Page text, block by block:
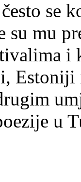
se
su mu
i
Estoniji
u